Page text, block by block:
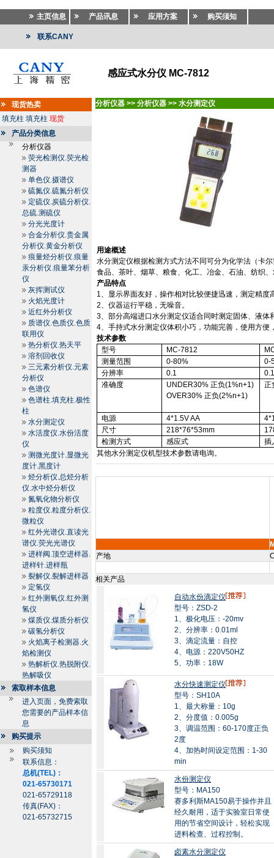
主页信息 产品讯息 应用方案 购买须知
联系CANY
感应式水分仪 MC-7812
现货热卖
填充柱 填充柱 现货
产品分类信息
分析仪器
荧光检测仪.荧光检
测器
单色仪.摄谱仪
硫氮仪.硫氮分析仪
定硫仪.炭硫分析仪.
总硫.测硫仪
分光光度计
合金分析仪.贵金属
分析仪.黄金分析仪
痕量烃分析仪.痕量
汞分析仪.痕量苯分析
仪
灰挥测试仪
火焰光度计
近红外分析仪
质谱仪.色质仪.色质
联用仪
热分析仪.热天平
溶剂回收仪
三元素分析仪.元素
分析仪
色谱仪
色谱柱.填充柱.极性
柱
水分测定仪
水活度仪.水份活度
仪
测微光度计.显微光
度计.黑度计
烃分析仪.总烃分析
仪.水中烃分析仪
氮氧化物分析仪
粒度仪.粒度分析仪.
微粒仪
红外光谱仪.直读光
谱仪.荧光光谱仪
进样阀.顶空进样器.
进样针.进样瓶
裂解仪.裂解进样器
定氢仪
红外测氧仪.红外测
氢仪
煤质仪.煤质分析仪
碳氢分析仪
火焰离子检测器.火
焰检测仪
热解析仪.热脱附仪.
热解吸仪
索取样本信息
进入页面，免费索取
您需要的产品样本信
息
购买提示
购买须知
联系信息：
总机(TEL)：
021-65730171
021-65729118
传真(FAX)：
021-65732715
分析仪器 >> 分析仪器 >> 水分测定仪
用途概述
水分测定仪根据检测方式方法不同可分为化学法（卡
食品、茶叶、烟草、粮食、化工、冶金、石油、纺织
产品特点
1、显示界面友好，操作相对比较便捷迅速，测定精度
2、仪器运行平稳，无噪音。
3、部分高端进口水分测定仪适合同时测定固体、液体
4、手持式水分测定仪体积小巧，功能完善，使用方便
技术参数
型号
MC-7812
测量范围
0-80%
0-
分辨率
0.1
准确度
UNDER30%正负(1%n+1)
OVER30%正负(2%n+1)
正
电源 4*1.5V AA
尺寸
218*76*53mm
检测方式
感应式
插
其他水分测定仪机型技术参数请电询。
产地
相关产品
自动水份滴定仪
型号：ZSD-2
1、极化电压：-20mv
2、分辨率：0.01ml
3、滴定流量：自控
4、电源：220V50HZ
5、功率：18W
水分快速测定仪
型号：SH10A
1、最大称量：10g
2、分度值：0.005g
3、调温范围：60-170度正负
2度
4、加热时间设定范围：1-30
min
水份测定仪
型号：MA150
赛多利斯MA150易于操作并且
经久耐用，适于实验室日常使
用的节省空间设计，轻松实现
进料检查、过程控制。
卤素水分测定仪